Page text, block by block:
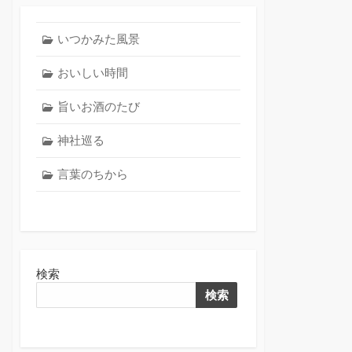
いつかみた風景
おいしい時間
旨いお酒のたび
神社巡る
言葉のちから
検索
検索